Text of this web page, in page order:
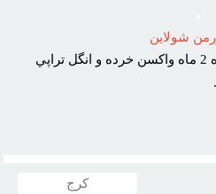
شولاين
نر ماده 2 ماه واکسن خرده و انگل تراپي
کرج